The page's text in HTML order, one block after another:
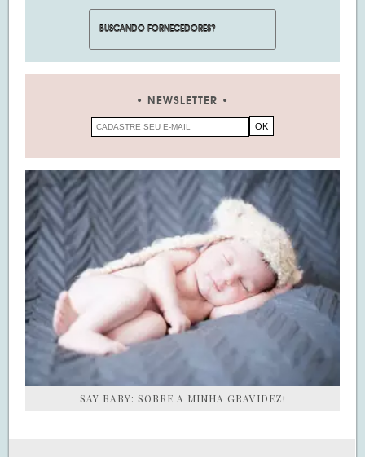
NEWSLETTER
SAY BABY: SOBRE A MINHA GRAVIDEZ!